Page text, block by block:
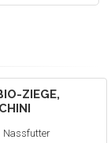
ZIEGE,
Nassfutter